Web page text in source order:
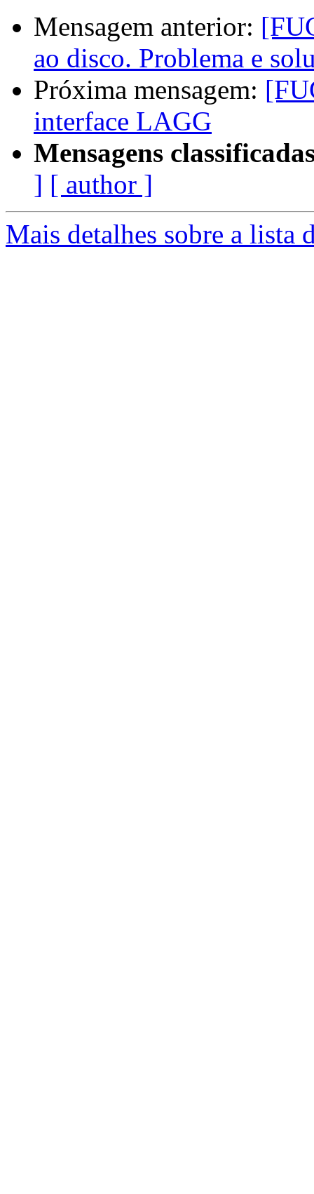
Mensagem anterior:
ao disco. Problema e
Próxima mensagem:
interface LAGG
Mensagens
] [ author ]
Mais detalhes sobre a lista